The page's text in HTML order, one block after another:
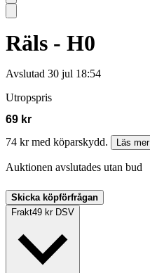
Räls - H0
Avslutad 30 jul 18:54
Utropspris
69 kr
74 kr med köparskydd.
Läs mer
Auktionen avslutades utan bud
Skicka köpförfrågan
Frakt49 kr DSV